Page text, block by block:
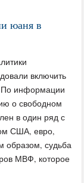
юаня в
включить
По информации
о свободном
в один ряд с
США, евро,
образом, судьба
МВФ, которое